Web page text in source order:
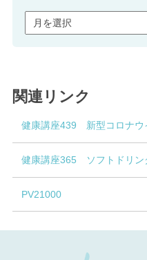
関連リンク
健康講座439 新型コロナウ
健康講座365 ソフトドリン
PV21000